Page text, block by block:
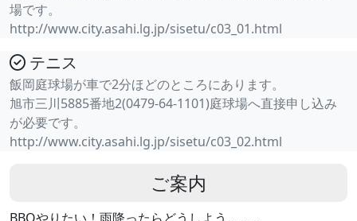
場です。
http://www.city.asahi.lg.jp/sisetu/c03_01.html
テニス
飯岡庭球場が車で2分ほどのところにあります。
旭市三川5885番地2(0479-64-1101)庭球場へ直接申し込み
が必要です。
http://www.city.asahi.lg.jp/sisetu/c03_02.html
ご案内